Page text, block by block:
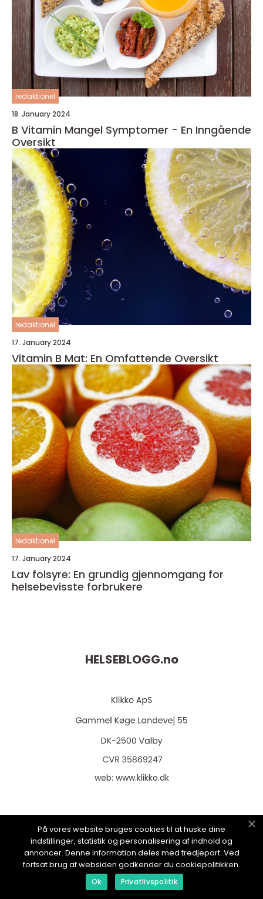
redaktionel
18. January 2024
B Vitamin Mangel Symptomer - En Inngående
Oversikt
redaktionel
17. January 2024
Vitamin B Mat: En Omfattende Oversikt
redaktionel
17. January 2024
Lav folsyre: En grundig gjennomgang for
helsebevisste forbrukere
HELSEBLOGG.no
web: www.klikko.dk
Menu
Reklame
Om oss
På vores website bruges cookies til at huske dine
indstillinger, statistik og personalisering af indhold og
annoncer. Denne information deles med tredjepart. Ved
fortsat brug af websiden godkender du cookiepolitikken.
Ok Privatlivspolitik